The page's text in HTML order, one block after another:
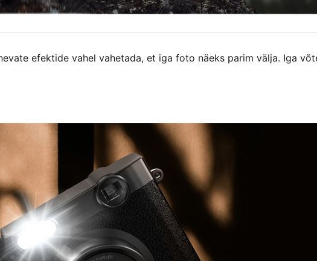
efektide vahel vahetada, et iga foto näeks parim välja. Iga